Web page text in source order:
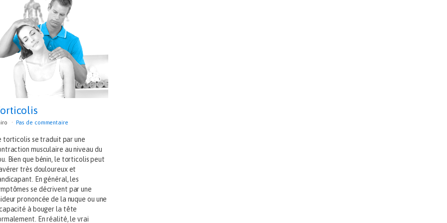
Pas de commentaire
torticolis se traduit par une
musculaire au niveau du
Bien que bénin, le torticolis peut
très douloureux et
En général, les
se décrivent par une
prononcée de la nuque ou une
à bouger la tête
En réalité, le vrai